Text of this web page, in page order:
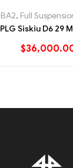
BA2, Full
PLG Siskiu D6 29
$